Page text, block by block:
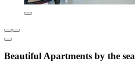
Beautiful Apartments by the sea